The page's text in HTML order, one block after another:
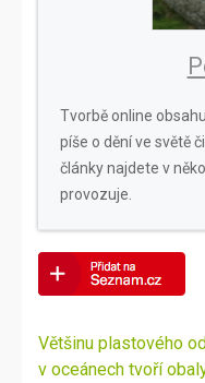
Tvorbě online
píše o dění ve světě
články najdete v
provozuje.
Navigace
pro
Většinu plastového
v oceánech tvoří